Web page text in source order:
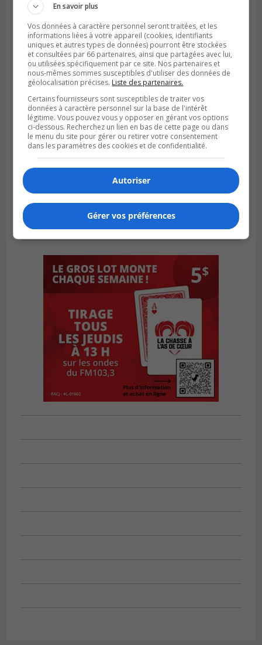
SAINT-BRUNO-DE-MONTARVILLE
Publié le 2 août 2026 à 08h06
La Fête des parcs est de retour à Saint-
Bruno
En savoir plus
Vos données à caractère personnel seront traitées, et les
informations liées à votre appareil (cookies, identifiants
uniques et autres types de données) pourront être stockées
et consultées par 66 partenaires, ainsi que partagées avec lui,
ou utilisées spécifiquement par ce site. Nos partenaires et
nous-mêmes sommes susceptibles d'utiliser des données de
géolocalisation précises. Liste des partenaires.
Certains fournisseurs sont susceptibles de traiter vos
données à caractère personnel sur la base de l'intérêt
légitime. Vous pouvez vous y opposer en gérant vos options
ci-dessous. Recherchez un lien en bas de cette page ou dans
le menu du site pour gérer ou retirer votre consentement
dans les paramètres des cookies et de confidentialité.
Autoriser
Gérer vos préférences